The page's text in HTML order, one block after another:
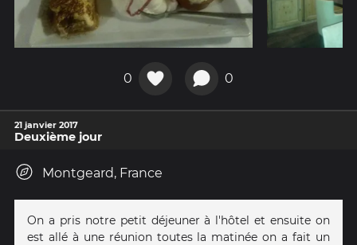
0 0
21 janvier 2017
Deuxième jour
Montgeard, France
On a pris notre petit déjeuner à l'hôtel et ensuite on
est allé à une réunion toutes la matinée on a fait un